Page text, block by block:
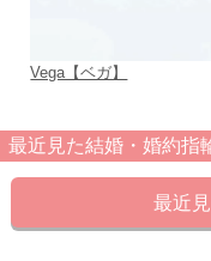
Vega【ベガ】
最近見た結婚・婚約指
最近